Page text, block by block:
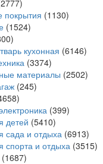
покрытия (1130)
(1524)
кухонная (6146)
(3374)
материалы (2502)
(245)
(399)
детей (5410)
сада и отдыха (6913)
спорта и отдыха (3515)
(1687)